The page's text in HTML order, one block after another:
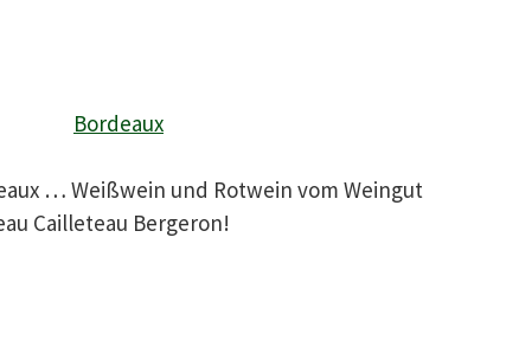
Bordeaux
… Weißwein und Rotwein vom Weingut
Cailleteau Bergeron!